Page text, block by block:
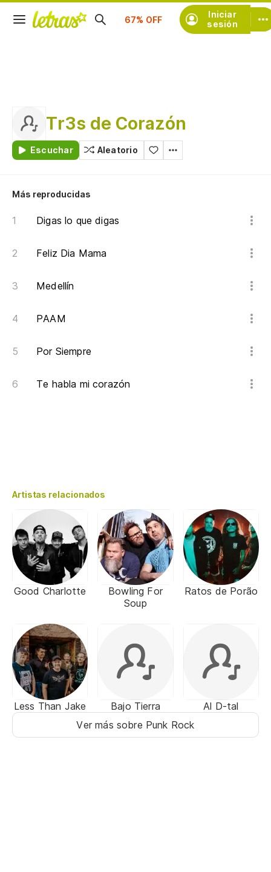
Iniciar
sesión
Suscríbete
Tr3s de Corazón
Escuchar Aleatorio
Más reproducidas
Digas lo que digas
Feliz Dia Mama
Medellín
PAAM
Por Siempre
Te habla mi corazón
Artistas relacionados
Good Charlotte
Bowling For
Soup
Ratos de Porão
Less Than Jake Bajo Tierra
Al D-tal
Ver más sobre Punk Rock